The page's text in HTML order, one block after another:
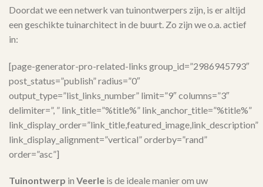
Doordat we een netwerk van tuinontwerpers zijn, is er altijd
een geschikte tuinarchitect in de buurt. Zo zijn we o.a. actief
in:
[page-generator-pro-related-links group_id=”2986945793″
post_status=”publish” radius=”0″
output_type=”list_links_number” limit=”9″ columns=”3″
delimiter=”, ” link_title=”%title%” link_anchor_title=”%title%”
link_display_order=”link_title,featured_image,link_description”
link_display_alignment=”vertical” orderby=”rand”
order=”asc”]
Tuinontwerp in Veerle is de ideale manier om uw